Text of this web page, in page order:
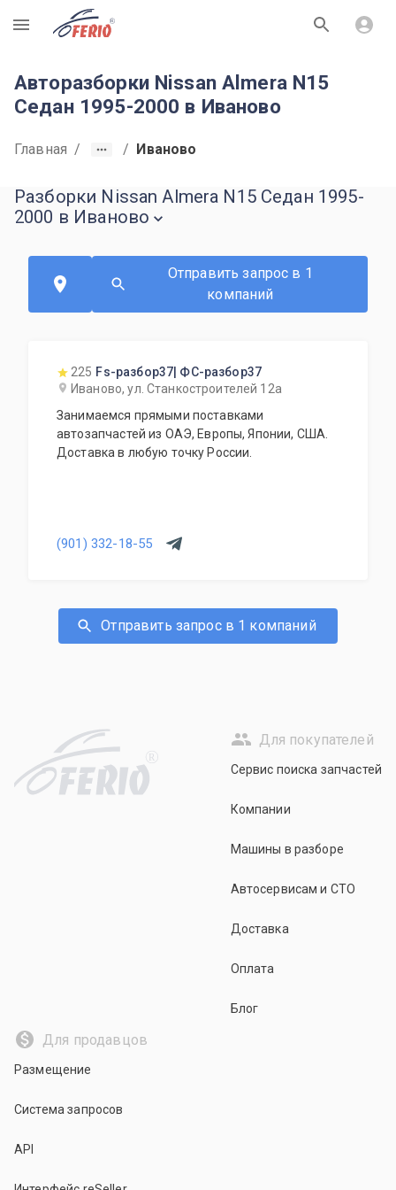
R
Авторазборки Nissan Almera N15
Седан 1995-2000 в Иваново
Главная / / Иваново
Разборки Nissan Almera N15 Седан 1995-
2000 в Иваново
Отправить запрос в 1
компаний
225 Fs-разбор37| ФС-разбор37
Иваново, ул. Станкостроителей 12а
Занимаемся прямыми поставками
автозапчастей из ОАЭ, Европы, Японии, США.
Доставка в любую точку России.
(901) 332-18-55
Отправить запрос в 1 компаний
R
Для покупателей
Сервис поиска запчастей
Компании
Машины в разборе
Автосервисам и СТО
Доставка
Оплата
Блог
Для продавцов
Размещение
Система запросов
API